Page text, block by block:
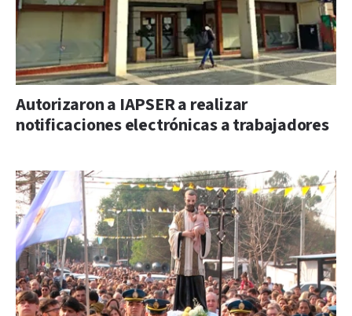
Autorizaron a IAPSER a realizar
notificaciones electrónicas a trabajadores